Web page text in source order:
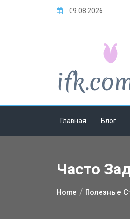
09.08.2026
Главная Блог
Часто
Home Полезные